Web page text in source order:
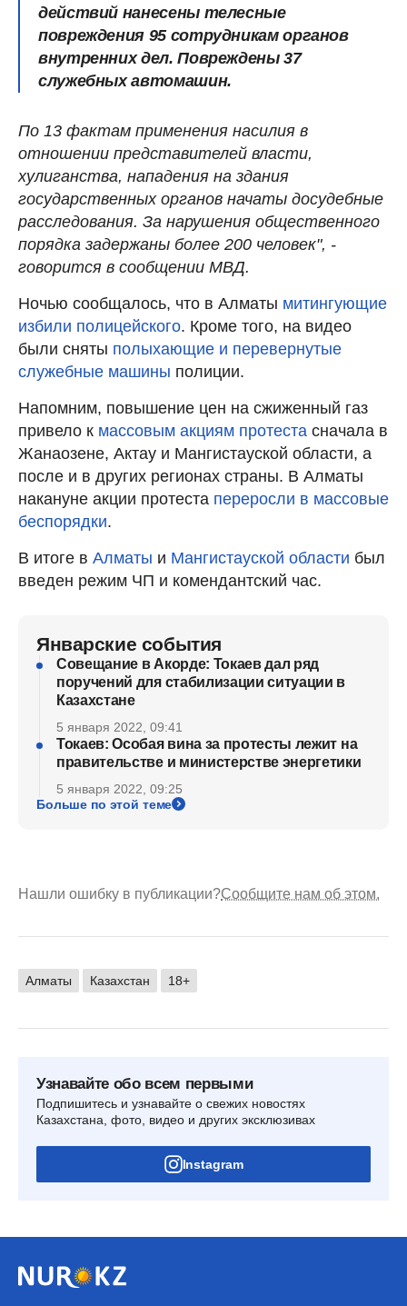
действий нанесены телесные
повреждения 95 сотрудникам органов
внутренних дел. Повреждены 37
служебных автомашин.
По 13 фактам применения насилия в
отношении представителей власти,
хулиганства, нападения на здания
государственных органов начаты досудебные
расследования. За нарушения общественного
порядка задержаны более 200 человек", -
говорится в сообщении МВД.
Ночью сообщалось, что в Алматы митингующие
избили полицейского. Кроме того, на видео
были сняты полыхающие и перевернутые
служебные машины полиции.
Напомним, повышение цен на сжиженный газ
привело к массовым акциям протеста сначала в
Жанаозене, Актау и Мангистауской области, а
после и в других регионах страны. В Алматы
накануне акции протеста переросли в массовые
беспорядки.
В итоге в Алматы и Мангистауской области был
введен режим ЧП и комендантский час.
Январские события
Совещание в Акорде: Токаев дал ряд
поручений для стабилизации ситуации в
Казахстане
5 января 2022, 09:41
Токаев: Особая вина за протесты лежит на
правительстве и министерстве энергетики
5 января 2022, 09:25
Больше по этой теме
Нашли ошибку в публикации?Сообщите нам об этом.
Алматы Казахстан 18+
Узнавайте обо всем первыми
Подпишитесь и узнавайте о свежих новостях
Казахстана, фото, видео и других эксклюзивах
Instagram